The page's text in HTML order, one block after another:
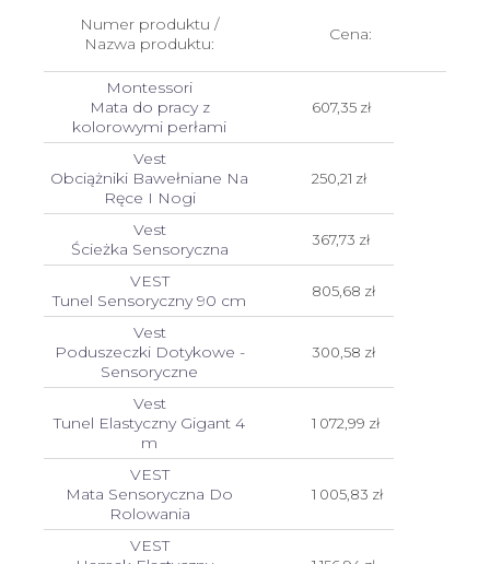
Numer produktu /
Nazwa produktu:
Cena:
Montessori
Mata do pracy z
kolorowymi perłami
607,35 zł
Vest
Obciążniki Bawełniane Na
Ręce I Nogi
250,21 zł
Vest
Ścieżka Sensoryczna
367,73 zł
VEST
Tunel Sensoryczny 90 cm
805,68 zł
Vest
Poduszeczki Dotykowe -
Sensoryczne
300,58 zł
Vest
Tunel Elastyczny Gigant 4
m
1 072,99 zł
VEST
Mata Sensoryczna Do
Rolowania
1 005,83 zł
VEST